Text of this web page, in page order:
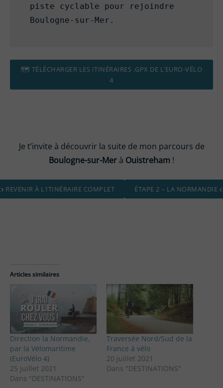
piste cyclable pour rejoindre
Boulogne-sur-Mer.
🗺 TÉLÉCHARGER LES ITINÉRAIRES .GPX DE L’EURO-VÉLO
4
Je t’invite à découvrir la suite de mon parcours de
Boulogne-sur-Mer à Ouistreham !
REVENIR À L’ITINÉRAIRE COMPLET ÉTAPE 2 – LA NORMANDIE
Articles similaires
Direction la Normandie,
par la Vélomaritime
(EuroVélo 4)
25 juillet 2021
Dans "DESTINATIONS"
Traversée Nord/Sud de la
France à vélo
20 juillet 2021
Dans "DESTINATIONS"